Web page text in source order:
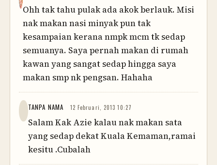
Ohh tak tahu pulak ada akok berlauk. Misi
nak makan nasi minyak pun tak
kesampaian kerana nmpk mcm tk sedap
semuanya. Saya pernah makan di rumah
kawan yang sangat sedap hingga saya
makan smp nk pengsan. Hahaha
TANPA NAMA 12 Februari, 2013 10:27
Salam Kak Azie kalau nak makan sata
yang sedap dekat Kuala Kemaman,ramai
kesitu .Cubalah